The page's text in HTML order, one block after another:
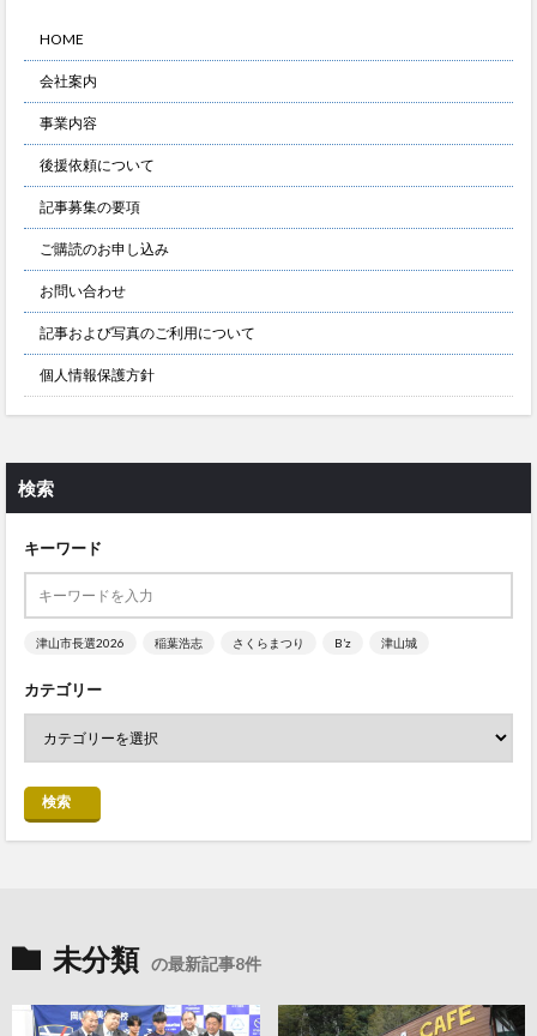
HOME
会社案内
事業内容
後援依頼について
記事募集の要項
ご購読のお申し込み
お問い合わせ
記事および写真のご利用について
個人情報保護方針
検索
キーワード
津山市長選2026 稲葉浩志 さくらまつり B’z 津山城
カテゴリー
検索
未分類 の最新記事8件